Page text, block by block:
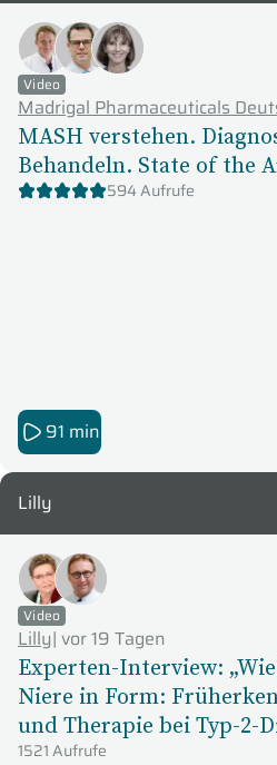
Video
MASH verstehen.
Behandeln. State of the
594 Aufrufe
91 min
Lilly
Video
Lilly| vor 19 Tagen
Experten-Interview:
Niere in Form:
und Therapie bei Typ-2-
1521 Aufrufe